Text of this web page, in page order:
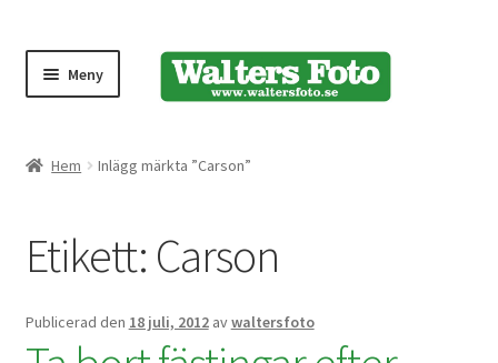
Meny
Bärremmar
Hem Inlägg märkta ”Carson”
Etikett: Carson
Publicerad den 18 juli, 2012 avwaltersfoto